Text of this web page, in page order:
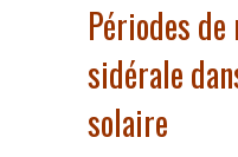
Périodes
sidérale
solaire